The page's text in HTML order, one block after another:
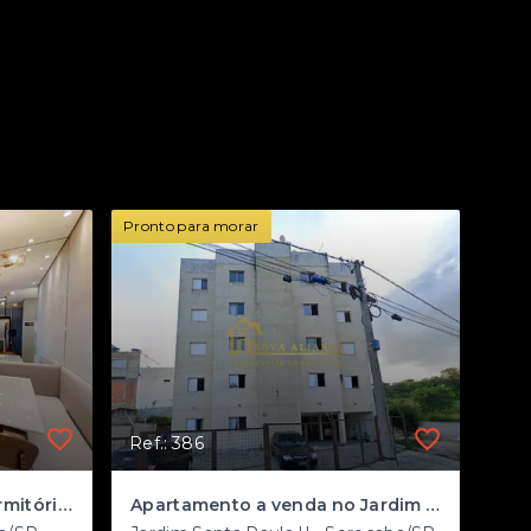
Apartamentos de 2 e 3 dormitórios com lazer de alto padrão no Jardim São Carlos
Pronto para morar
Ref.: 386
Apartamento a venda no Jardim Santa Paula II